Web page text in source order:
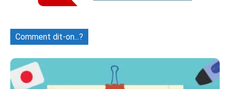
Comment dit-on...?